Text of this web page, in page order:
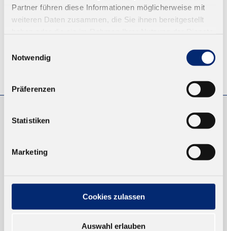
Partner führen diese Informationen möglicherweise mit
weiteren Daten zusammen, die Sie ihnen bereitgestellt
Notwendig
Präferenzen
Statistiken
Marketing
Cookies zulassen
Auswahl erlauben
EINKAUFEN
VERSAND UND ZAHLUNG
EINFACH BEZAHLEN